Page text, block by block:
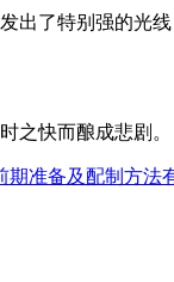
了特别强的光
之快而酿成悲剧。
期准备及配制方法